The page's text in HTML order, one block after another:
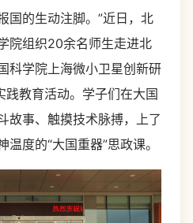
国的生动注脚。”近日，北
院组织20余名师生走进北
科学院上海微小卫星创新研
践教育活动。学子们在大国
故事、触摸技术脉搏，上了
度的“大国重器”思政课。